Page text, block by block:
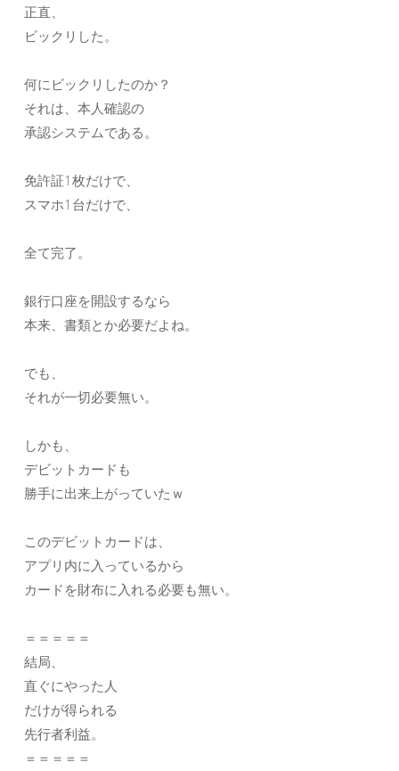
正直、
ビックリした。
何にビックリしたのか？
それは、本人確認の
承認システムである。
免許証1枚だけで、
スマホ1台だけで、
全て完了。
銀行口座を開設するなら
本来、書類とか必要だよね。
でも、
それが一切必要無い。
しかも、
デビットカードも
勝手に出来上がっていたｗ
このデビットカードは、
アプリ内に入っているから
カードを財布に入れる必要も無い。
＝＝＝＝＝
結局、
直ぐにやった人
だけが得られる
先行者利益。
＝＝＝＝＝